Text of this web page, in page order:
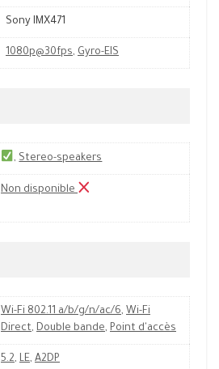
Sony IMX471
1080p@30fps, Gyro-EIS
,Stereo-speakers
Non disponible
Wi-Fi 802.11 a/b/g/n/ac/6, Wi-Fi
Direct, Double bande, Point d'accès
5.2, LE, A2DP